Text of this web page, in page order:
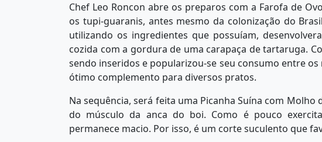
Chef Leo Roncon abre os preparos com a Farofa de
os tupi-guaranis, antes mesmo da colonização do
utilizando os ingredientes que possuíam,
cozida com a gordura de uma carapaça de tartaruga.
sendo inseridos e popularizou-se seu consumo entre
ótimo complemento para diversos pratos.
Na sequência, será feita uma Picanha Suína com Molho
do músculo da anca do boi. Como é pouco
permanece macio. Por isso, é um corte suculento que